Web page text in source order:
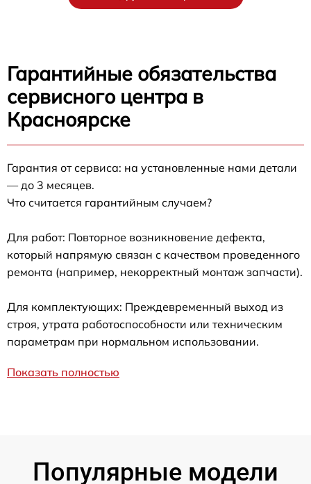
Гарантийные обязательства
сервисного центра в
Красноярске
Гарантия от сервиса: на установленные нами детали
— до 3 месяцев.
Что считается гарантийным случаем?
Для работ: Повторное возникновение дефекта,
который напрямую связан с качеством проведенного
ремонта (например, некорректный монтаж запчасти).
Для комплектующих: Преждевременный выход из
строя, утрата работоспособности или техническим
параметрам при нормальном использовании.
Показать полностью
Популярные модели